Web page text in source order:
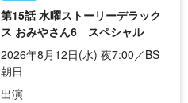
第15話 水曜ストーリーデラック
ス おみやさん6 スペシャル
2026年8月12日(水) 夜7:00／BS
朝日
出演